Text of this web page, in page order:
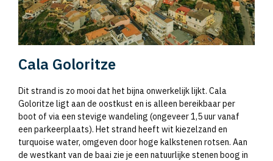
Cala Goloritze
Dit strand is zo mooi dat het bijna onwerkelijk lijkt. Cala
Goloritze ligt aan de oostkust en is alleen bereikbaar per
boot of via een stevige wandeling (ongeveer 1,5 uur vanaf
een parkeerplaats). Het strand heeft wit kiezelzand en
turquoise water, omgeven door hoge kalkstenen rotsen. Aan
de westkant van de baai zie je een natuurlijke stenen boog in